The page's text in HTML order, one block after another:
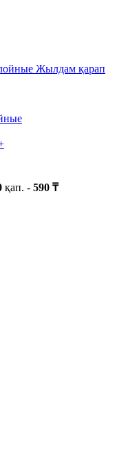
Жылдам қарап
қап. - 590 ₸